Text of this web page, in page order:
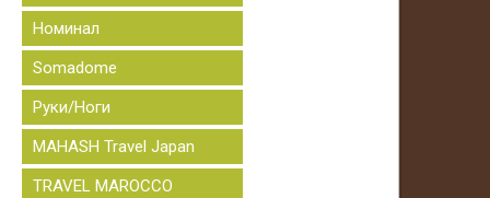
Номинал
Somadome
Руки/Ноги
MAHASH Travel Japan
TRAVEL MAROCCO